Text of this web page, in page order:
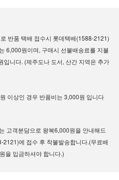
반품 택배 접수시 롯데택배(1588-2121)
6,000원이며, 구매시 선불배송료를 지불
니다. (제주도나 도서, 산간 지역은 추가
이상인 경우 반품비는 3,000원 입니다
고객분담으로 왕복6,000원을 안내해드
에 접수 후 착불발송합니다.(무료배
을 입금하셔야 합니다.)